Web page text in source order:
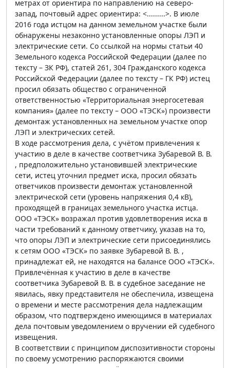
метрах от ориентира по направлению на северо-
запад, почтовый адрес ориентира: <.........>. В июле
2016 года истцом на данном земельном участке были
обнаружены незаконно установленные опоры ЛЭП и
электрические сети. Со ссылкой на нормы статьи 40
Земельного кодекса Российской Федерации (далее по
тексту – ЗК РФ), статей 261, 304 Гражданского кодекса
Российской Федерации (далее по тексту – ГК РФ) истец
просил обязать общество с ограниченной
ответственностью «Территориальная энергосетевая
компания» (далее по тексту – ООО «ТЭСК») произвести
демонтаж установленных на земельном участке опор
ЛЭП и электрических сетей.
В ходе рассмотрения дела, с учётом привлечения к
участию в деле в качестве соответчика Зубаревой В. В.
, предположительно установившей электрические
сети, истец уточнил предмет иска, просил обязать
ответчиков произвести демонтаж установленной
электрической сети (уровень напряжения 0,4 кВ),
проходящей в границах земельного участка истца.
ООО «ТЭСК» возражал против удовлетворения иска в
части требований к данному ответчику, указав на то,
что опоры ЛЭП и электрические сети присоединялись
к сетям ООО «ТЭСК» по заявке Зубаревой В. В. ,
принадлежат ей, не находятся на балансе ООО «ТЭСК».
Привлечённая к участию в деле в качестве
соответчика Зубаревой В. В. в судебное заседание не
явилась, явку представителя не обеспечила, извещена
о времени и месте рассмотрения дела надлежащим
образом, что подтверждено имеющимся в материалах
дела почтовым уведомлением о вручении ей судебного
извещения.
В соответствии с принципом диспозитивности стороны
по своему усмотрению распоряжаются своими